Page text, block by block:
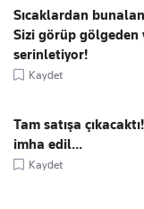
Sıcaklardan
Sizi görüp
serinletiyor!
Kaydet
Tam satışa
imha edil...
Kaydet